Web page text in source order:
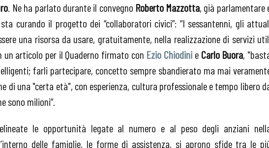
. Ne ha parlato durante il convegno Roberto Mazzotta, già parlamentare
curando il progetto dei “collaboratori civici”: “I sessantenni, gli
una risorsa da usare, gratuitamente, nella realizzazione di servizi
articolo per il Quaderno firmato con Ezio Chiodini e Carlo Buora,
farli partecipare, concetto sempre sbandierato ma mai
di una "certa età", con esperienza, cultura professionale e tempo libero
sono milioni”.
le opportunità legate al numero e al peso degli anziani
delle famiglie, le forme di assistenza, si aprono sfide tra le